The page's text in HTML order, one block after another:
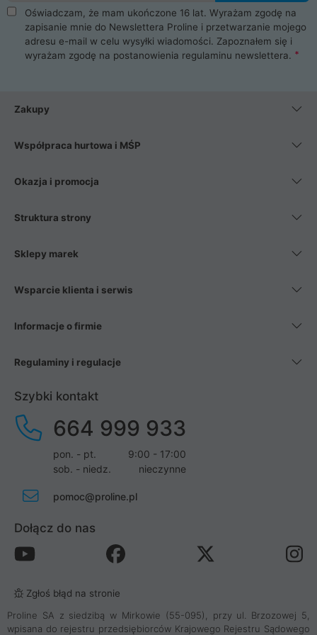
Oświadczam, że mam ukończone 16 lat. Wyrażam zgodę na
zapisanie mnie do Newslettera Proline i przetwarzanie mojego
adresu e-mail w celu wysyłki wiadomości. Zapoznałem się i
wyrażam zgodę na postanowienia regulaminu newslettera.
Zakupy
Współpraca hurtowa i MŚP
Okazja i promocja
Struktura strony
Sklepy marek
Wsparcie klienta i serwis
Informacje o firmie
Regulaminy i regulacje
Szybki kontakt
664 999 933
pon. - pt.
9:00 - 17:00
sob. - niedz.
nieczynne
pomoc@proline.pl
Dołącz do nas
Zgłoś błąd na stronie
Proline SA z siedzibą w Mirkowie (55-095), przy ul. Brzozowej 5,
wpisana do rejestru przedsiębiorców Krajowego Rejestru Sądowego